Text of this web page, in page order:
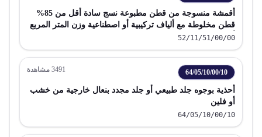
أقمشة منسوجة من قطن مطبوعة نسج سادة أقل من 85%
قطن مخلوطة مع ألياف تركيبية أو اصطناعية وزن المتر المربع
أكثر من 200 جم
52/11/51/00/00
64/05/10/00/10
3491 مشاهدة
أحذية بوجوه جلد طبيعي أو جلد مجدد بنعال خارجية من خشب
أو فلين
64/05/10/00/10